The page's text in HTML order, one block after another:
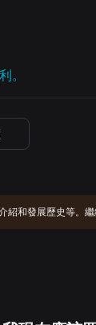
。
紹和發展歷史等。